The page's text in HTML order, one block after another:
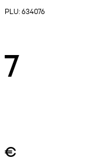
PLU: 634076
7
€